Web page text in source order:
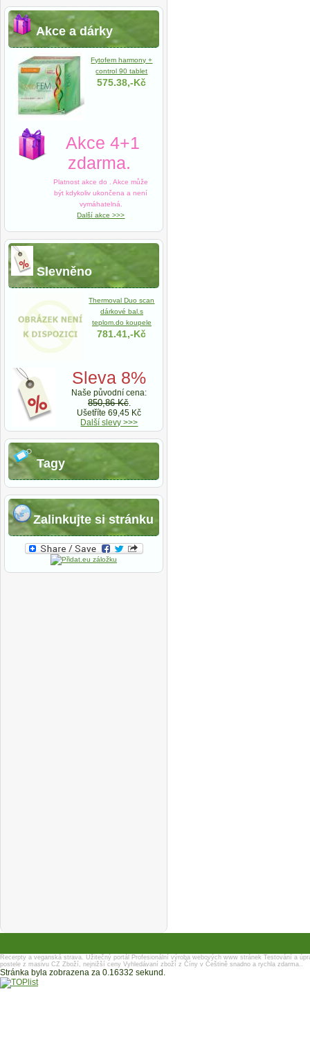
Akce a dárky
Fytofem harmony +
control 90 tablet
575.38,-Kč
Akce 4+1
zdarma.
Platnost akce do
. Akce může
být kdykoliv ukončena a není
vymáhatelná.
Další akce >>>
Slevněno
Thermoval Duo scan
dárkové bal.s
teplom.do koupele
781.41,-Kč
Sleva 8%
Naše původní cena:
850,86 Kč.
Ušetříte 69,45 Kč
Další slevy >>>
Tagy
Zalinkujte si stránku
Recerpty a veganská strava. Užitečný portál Profesionální výroba webových www stránek Testování a
postele z masivu CZ Zboží, nejnižší ceny Vyhledávaní zboží z Číny v Češtině snadno a rychla zdarma..
Stránka byla zobrazena za 0.16332 sekund.